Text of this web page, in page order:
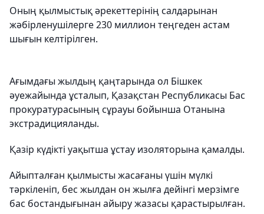
Оның қылмыстық әрекеттерінің салдарынан
жәбірленушілерге 230 миллион теңгеден астам
шығын келтірілген.
Ағымдағы жылдың қаңтарында ол Бішкек
әуежайында ұсталып, Қазақстан Республикасы Бас
прокуратурасының сұрауы бойынша Отанына
экстрадицияланды.
Қазір күдікті уақытша ұстау изоляторына қамалды.
Айыпталған қылмысты жасағаны үшін мүлкі
тәркіленіп, бес жылдан он жылға дейінгі мерзімге
бас бостандығынан айыру жазасы қарастырылған.